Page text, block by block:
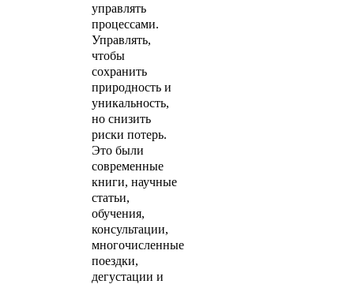
управлять
процессами.
Управлять,
чтобы
сохранить
природность и
уникальность,
но снизить
риски потерь.
Это были
современные
книги, научные
статьи,
обучения,
консультации,
многочисленные
поездки,
дегустации и